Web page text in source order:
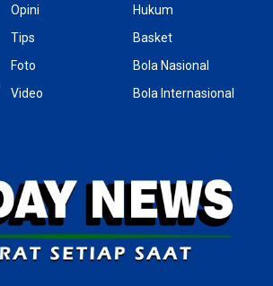
Opini
Tips
Foto
Video
Hukum
Basket
Bola Nasional
Bola Internasional